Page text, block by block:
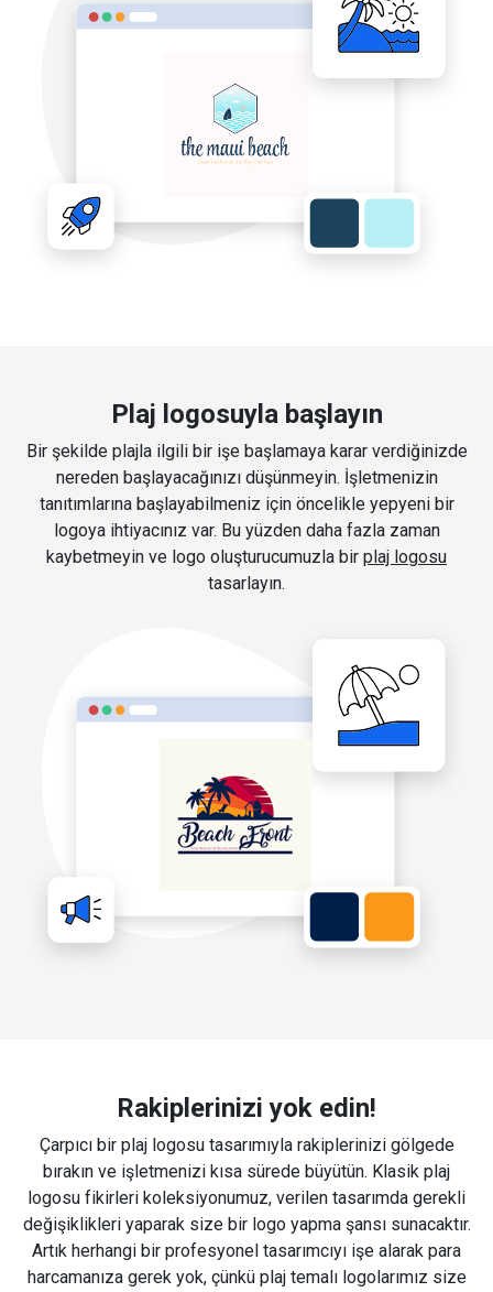
Plaj logosuyla başlayın
Bir şekilde plajla ilgili bir işe başlamaya karar verdiğinizde
nereden başlayacağınızı düşünmeyin. İşletmenizin
tanıtımlarına başlayabilmeniz için öncelikle yepyeni bir
logoya ihtiyacınız var. Bu yüzden daha fazla zaman
kaybetmeyin ve logo oluşturucumuzla bir plaj logosu
tasarlayın.
Rakiplerinizi yok edin!
Çarpıcı bir plaj logosu tasarımıyla rakiplerinizi gölgede
bırakın ve işletmenizi kısa sürede büyütün. Klasik plaj
logosu fikirleri koleksiyonumuz, verilen tasarımda gerekli
değişiklikleri yaparak size bir logo yapma şansı sunacaktır.
Artık herhangi bir profesyonel tasarımcıyı işe alarak para
harcamanıza gerek yok, çünkü plaj temalı logolarımız size